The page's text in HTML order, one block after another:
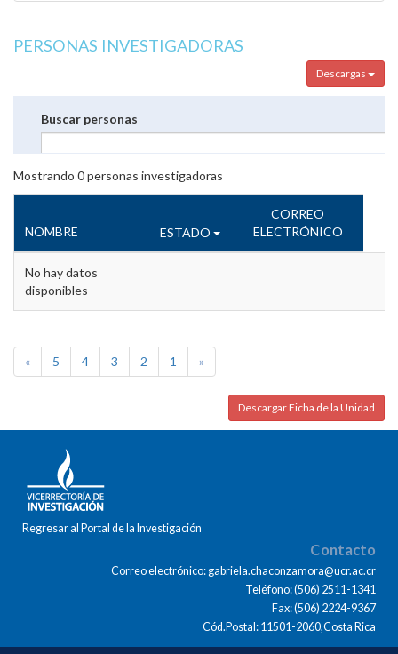
PERSONAS INVESTIGADORAS
Descargas
Buscar personas
Mostrando 0personas investigadoras
NOMBRE ESTADO
CORREO
ELECTRÓNICO
No hay datos
disponibles
« 5 4 3 2 1 »
Descargar Ficha de la Unidad
Regresar al Portal de la Investigación
Contacto
Correo electrónico: gabriela.chaconzamora@ucr.ac.cr
Teléfono: (506) 2511-1341
Fax: (506) 2224-9367
Cód.Postal: 11501-2060,Costa Rica